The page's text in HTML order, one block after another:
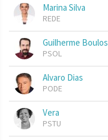
Marina Silva
REDE
Guilherme Boulos
PSOL
Alvaro Dias
PODE
Vera
PSTU